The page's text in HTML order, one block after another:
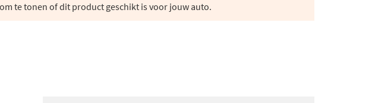
om te tonen of dit product geschikt is voor jouw auto.